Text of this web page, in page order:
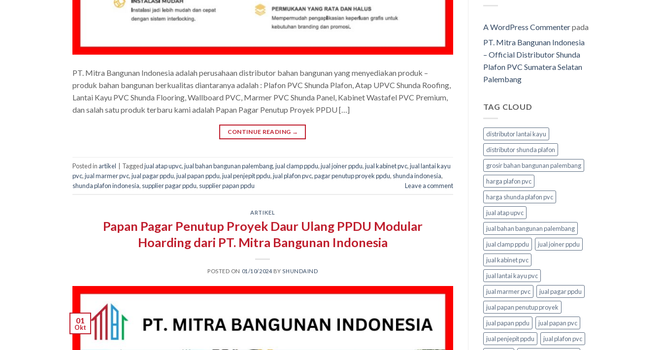
PT. Mitra Bangunan Indonesia adalah perusahaan distributor bahan bangunan yang menyediakan produk –
produk bahan bangunan berkualitas diantaranya adalah : Plafon PVC Shunda Plafon, Atap UPVC Shunda Roofing,
Lantai Kayu PVC Shunda Flooring, Wallboard PVC, Marmer PVC Shunda Panel, Kabinet Wastafel PVC Premium,
dan salah satu produk terbaru kami adalah Papan Pagar Penutup Proyek PPDU […]
CONTINUE READING →
Posted in artikel Taggedjual atap upvc,jual bahan bangunan palembang,jual clamp ppdu,jual joiner ppdu,jual kabinet pvc,jual lantai kayu
pvc,jual marmer pvc,jual pagar ppdu,jual papan ppdu,jual penjepit ppdu,jual plafon pvc,pagar penutup proyek ppdu, shunda indonesia,
shunda plafon indonesia, supplier pagar ppdu, supplier papan ppdu Leave a comment
ARTIKEL
Papan Pagar Penutup Proyek Daur Ulang PPDU Modular
Hoarding dari PT. Mitra Bangunan Indonesia
POSTED ON 01/10/2024 BYSHUNDAIND
01
Okt
A WordPress Commenterpada
PT. Mitra Bangunan Indonesia
– Official Distributor Shunda
Plafon PVC Sumatera Selatan
Palembang
TAG CLOUD
distributor lantai kayu
distributor shunda plafon
grosir bahan bangunan palembang
harga plafon pvc
harga shunda plafon pvc
jual atap upvc
jual bahan bangunan palembang
jual clamp ppdu
jual joiner ppdu
jual kabinet pvc
jual lantai kayu pvc
jual marmer pvc
jual pagar ppdu
jual papan penutup proyek
jual papan ppdu
jual papan pvc
jual penjepit ppdu
jual plafon pvc